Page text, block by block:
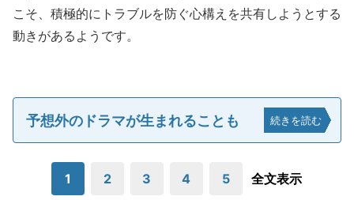
こそ、積極的にトラブルを防ぐ心構えを共有しようとする
動きがあるようです。
予想外のドラマが生まれることも 続きを読む
1 2 3 4 5 全文表示